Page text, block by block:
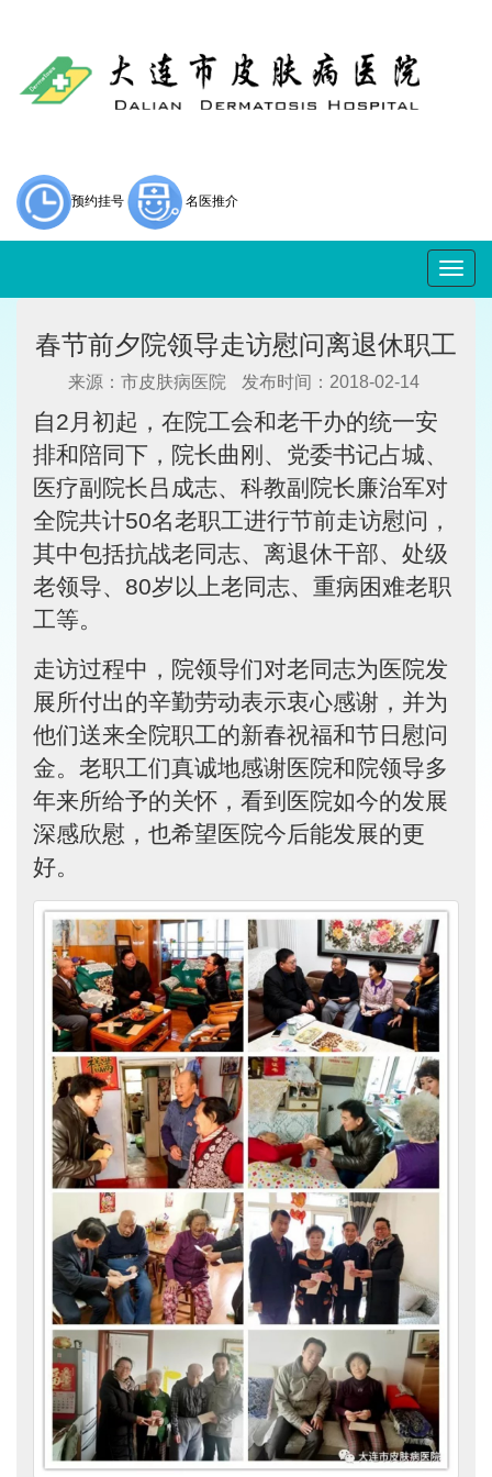
预约挂号 名医推介
春节前夕院领导走访慰问离退休职工
来源：市皮肤病医院 发布时间：2018-02-14
自2月初起，在院工会和老干办的统一安
排和陪同下，院长曲刚、党委书记占城、
医疗副院长吕成志、科教副院长廉治军对
全院共计50名老职工进行节前走访慰问，
其中包括抗战老同志、离退休干部、处级
老领导、80岁以上老同志、重病困难老职
工等。
走访过程中，院领导们对老同志为医院发
展所付出的辛勤劳动表示衷心感谢，并为
他们送来全院职工的新春祝福和节日慰问
金。老职工们真诚地感谢医院和院领导多
年来所给予的关怀，看到医院如今的发展
深感欣慰，也希望医院今后能发展的更
好。